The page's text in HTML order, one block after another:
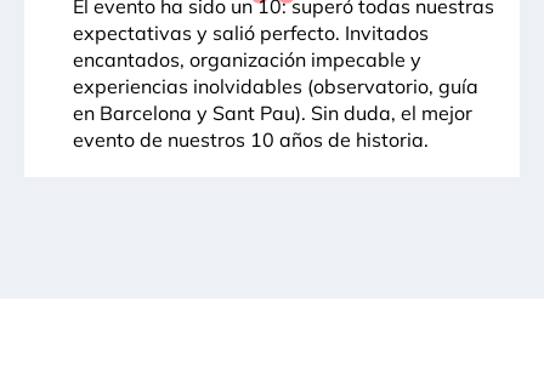
El evento ha sido un 10: superó todas nuestras
expectativas y salió perfecto. Invitados
encantados, organización impecable y
experiencias inolvidables (observatorio, guía
en Barcelona y Sant Pau). Sin duda, el mejor
evento de nuestros 10 años de historia.